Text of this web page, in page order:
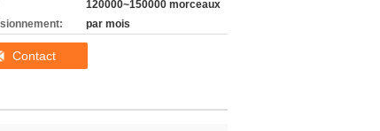
120000~150000 morceaux
par mois
Contact